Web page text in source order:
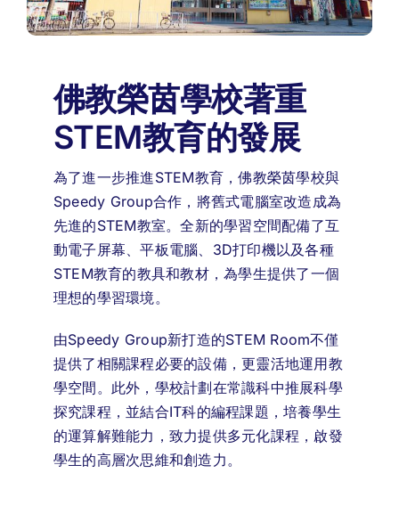
佛教榮茵學校著重
STEM教育的發展
為了進一步推進STEM教育，佛教榮茵學校與
Speedy Group合作，將舊式電腦室改造成為
先進的STEM教室。全新的學習空間配備了互
動電子屏幕、平板電腦、3D打印機以及各種
STEM教育的教具和教材，為學生提供了一個
理想的學習環境。
由Speedy Group新打造的STEM Room不僅
提供了相關課程必要的設備，更靈活地運用教
學空間。此外，學校計劃在常識科中推展科學
探究課程，並結合IT科的編程課題，培養學生
的運算解難能力，致力提供多元化課程，啟發
學生的高層次思維和創造力。